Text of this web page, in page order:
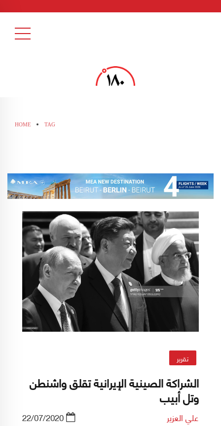
HOME TAG
تقرير
الشراكة الصينية الإيرانية تقلق واشنطن
وتل أبيب
علي العزير 22/07/2020